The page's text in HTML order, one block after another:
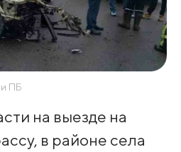
ПБ
на выезде на
в районе села